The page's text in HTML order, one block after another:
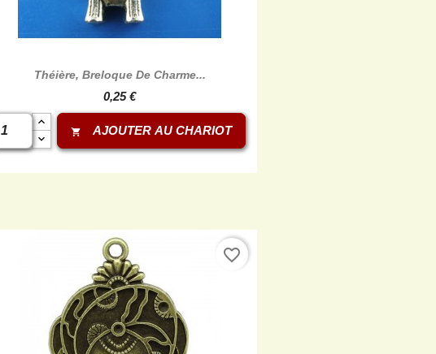
Aperçu rapide
Théière, Breloque De Charme...
0,25 €
shopping_cart AJOUTER AU CHARIOT
favorite_border